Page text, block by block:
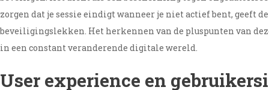
zorgen dat je sessie eindigt wanneer je niet actief bent, geeft
beveiligingslekken. Het herkennen van de pluspunten van
in een constant veranderende digitale wereld.
User experience en